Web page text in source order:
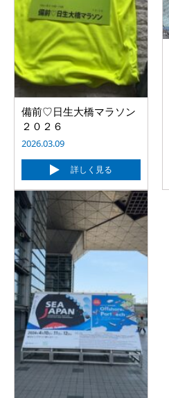
備前♡日生大橋マラソン
２０２６
2026.03.09
詳しく見る